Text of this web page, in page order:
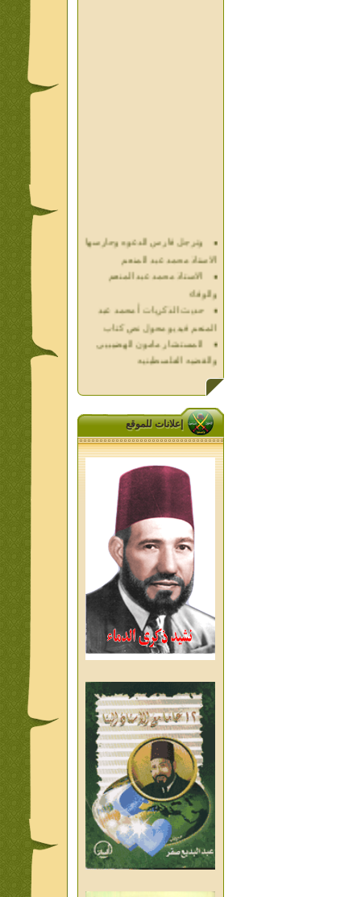
الاستاذ محمد عبد المنعم
المنعم فيديو محول نص كتاب
والقضيه الفلسطينيه
العداله الغائبه ( الدرع الواقى )
خواطر الحج
الاخوان فى حرب فلسطين
حكايات من التراث الجزء الاول
من اعلام الاخوان المسلمين
المعاصرين الجزء الثانى
ديوان شعر الاخوان فى القلب
تاليف الشيخ على متولى
تفاصيل جنازة الشهيد احمد
النيسى وعمر شاهين 1952
جمعه امين ومواقف ساعدت
الامام البنا فى تكوين شخصي
الاستاذ جمعه امين وعبقرية
الامام البنا
الشمائل المحمديه دكتور يحيى
غزب
واليوم والغد
من تراث د احمد العسال
العلمانية
كلمات رمضانية الشيخ عيسى
عبد العليم
قبسات رمضانية الشيخ عيسى
عبد العليم
إعلانات للموقع